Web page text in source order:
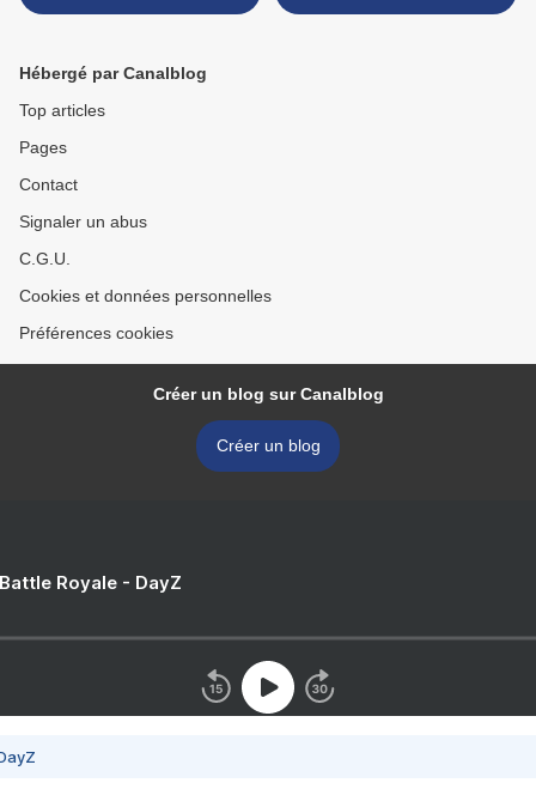
"male gaze"
Hébergé par Canalblog
Top articles
Pages
Contact
Signaler un abus
C.G.U.
Cookies et données personnelles
Préférences cookies
Créer un blog sur Canalblog
Créer un blog
Royale - DayZ